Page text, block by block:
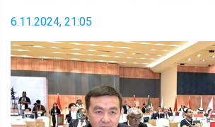
6.11.2024, 21:05